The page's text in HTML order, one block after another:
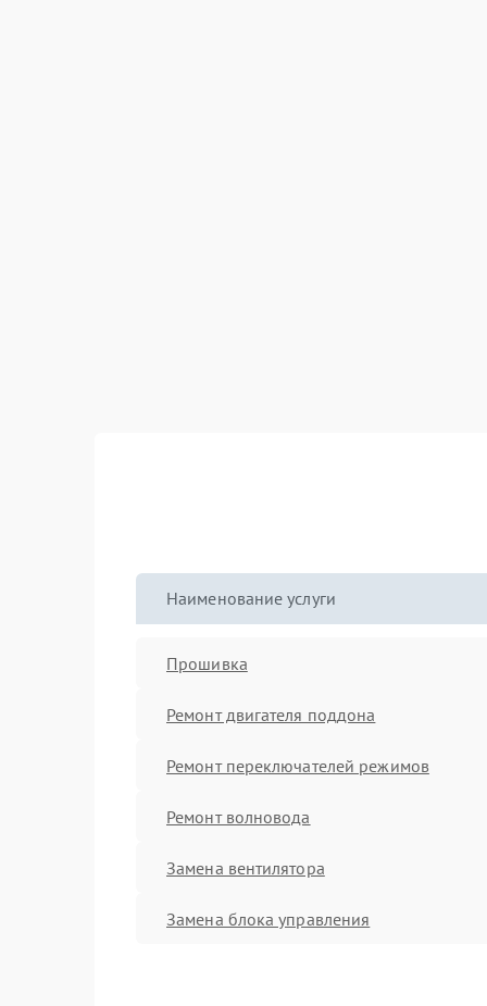
Наименование услуги
Прошивка
Ремонт двигателя поддона
Ремонт переключателей режимов
Ремонт волновода
Замена вентилятора
Замена блока управления